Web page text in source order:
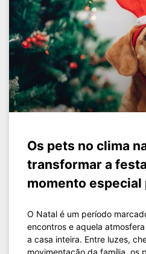
Os pets no clima
transformar a
momento especial
O Natal é um período
encontros e aquela
a casa inteira. Entre luzes,
movimentação da família, os